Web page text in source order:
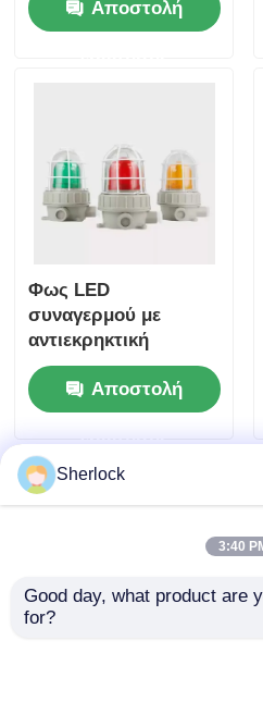
αέριο, χημικές
εγκαταστάσεις και
Αποστολή
Φως LED
συναγερμού με
αντιεκρηκτική
προστασία για Ζώνη
1 &amp; Ζώνη 2
Αποστολή
ερώτησης
Sherlock
3:40
Good day, what product are
for?